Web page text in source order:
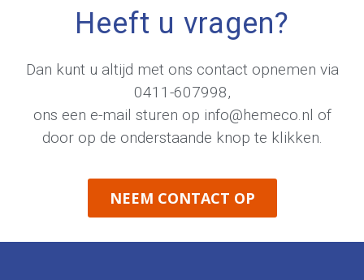
Heeft u vragen?
Dan kunt u altijd met ons contact opnemen via
0411-607998,
ons een e-mail sturen op info@hemeco.nl of
door op de onderstaande knop te klikken.
NEEM CONTACT OP